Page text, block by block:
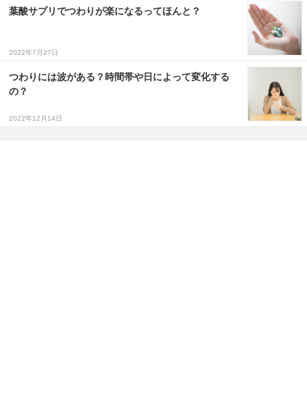
葉酸サプリでつわりが楽になるってほんと？
2022年7月27日
つわりには波がある？時間帯や日によって変化する
の？
2022年12月14日